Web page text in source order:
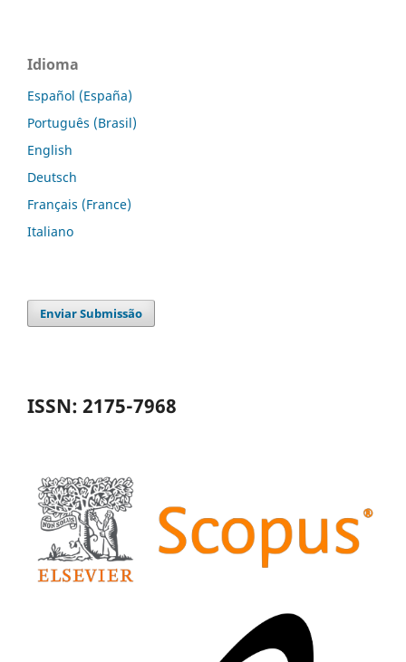
Idioma
Español (España)
Português (Brasil)
English
Deutsch
Français (France)
Italiano
Enviar Submissão
ISSN: 2175-7968